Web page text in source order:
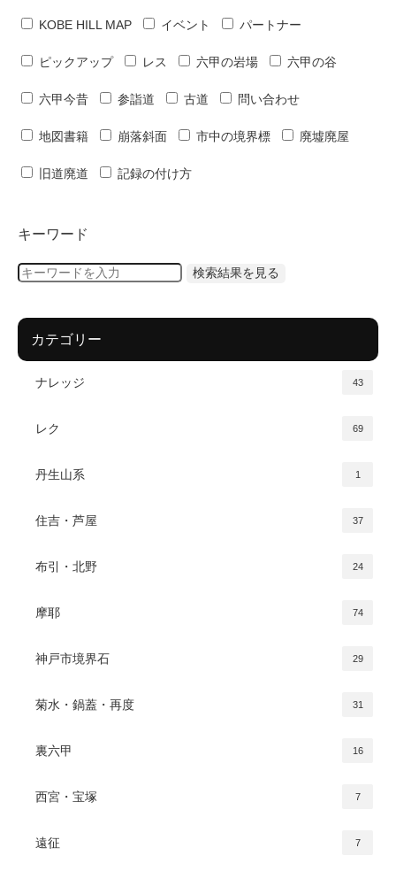
KOBE HILL MAP イベント パートナー
ピックアップ レス 六甲の岩場 六甲の谷
六甲今昔 参詣道 古道 問い合わせ
地図書籍 崩落斜面 市中の境界標 廃墟廃屋
旧道廃道 記録の付け方
キーワード
カテゴリー
ナレッジ 43
レク 69
丹生山系 1
住吉・芦屋 37
布引・北野 24
摩耶 74
神戸市境界石 29
菊水・鍋蓋・再度 31
裏六甲 16
西宮・宝塚 7
遠征 7